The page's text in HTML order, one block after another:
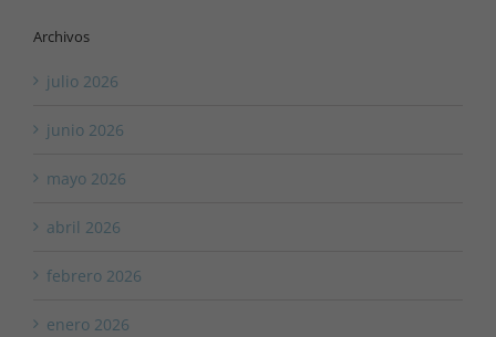
Archivos
julio 2026
junio 2026
mayo 2026
abril 2026
febrero 2026
enero 2026